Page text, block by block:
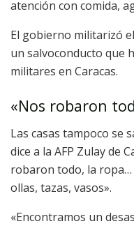
atención con comida,
El gobierno militarizó
un salvoconducto que
militares en Caracas.
«Nos robaron
Las casas tampoco se
dice a la AFP Zulay de
robaron todo, la
ollas, tazas, vasos».
«Encontramos un